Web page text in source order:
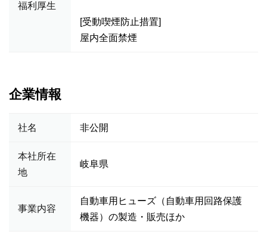
福利厚生
[受動喫煙防止措置]
屋内全面禁煙
企業情報
社名 非公開
本社所在
地
岐阜県
事業内容
自動車用ヒューズ（自動車用回路保護
機器）の製造・販売ほか